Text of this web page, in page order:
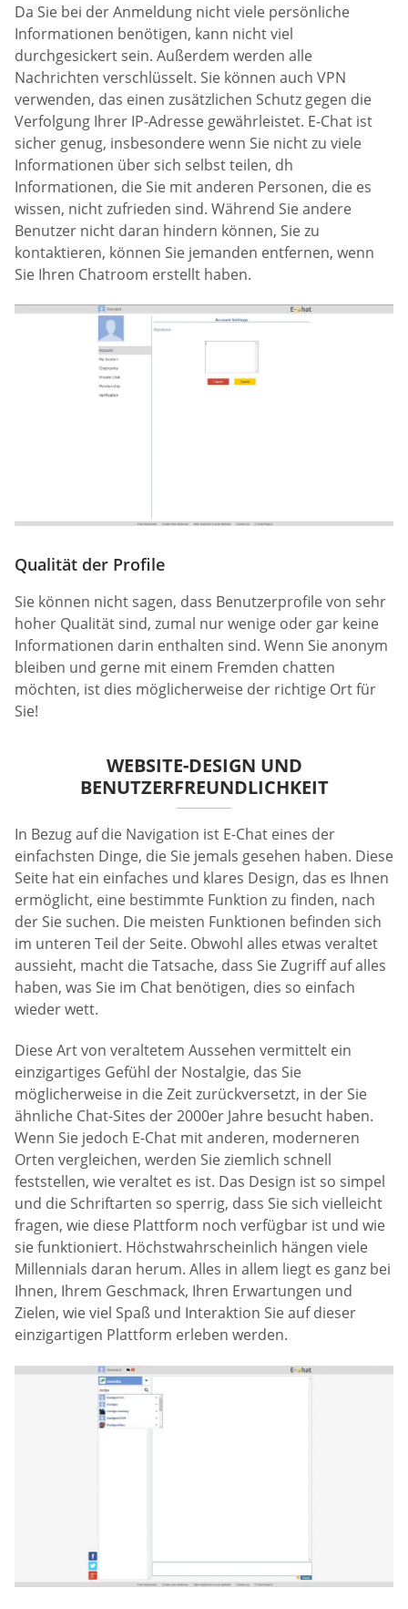
Da Sie bei der Anmeldung nicht viele persönliche
Informationen benötigen, kann nicht viel
durchgesickert sein. Außerdem werden alle
Nachrichten verschlüsselt. Sie können auch VPN
verwenden, das einen zusätzlichen Schutz gegen die
Verfolgung Ihrer IP-Adresse gewährleistet. E-Chat ist
sicher genug, insbesondere wenn Sie nicht zu viele
Informationen über sich selbst teilen, dh
Informationen, die Sie mit anderen Personen, die es
wissen, nicht zufrieden sind. Während Sie andere
Benutzer nicht daran hindern können, Sie zu
kontaktieren, können Sie jemanden entfernen, wenn
Sie Ihren Chatroom erstellt haben.
Qualität der Profile
Sie können nicht sagen, dass Benutzerprofile von sehr
hoher Qualität sind, zumal nur wenige oder gar keine
Informationen darin enthalten sind. Wenn Sie anonym
bleiben und gerne mit einem Fremden chatten
möchten, ist dies möglicherweise der richtige Ort für
Sie!
WEBSITE-DESIGN UND
BENUTZERFREUNDLICHKEIT
In Bezug auf die Navigation ist E-Chat eines der
einfachsten Dinge, die Sie jemals gesehen haben. Diese
Seite hat ein einfaches und klares Design, das es Ihnen
ermöglicht, eine bestimmte Funktion zu finden, nach
der Sie suchen. Die meisten Funktionen befinden sich
im unteren Teil der Seite. Obwohl alles etwas veraltet
aussieht, macht die Tatsache, dass Sie Zugriff auf alles
haben, was Sie im Chat benötigen, dies so einfach
wieder wett.
Diese Art von veraltetem Aussehen vermittelt ein
einzigartiges Gefühl der Nostalgie, das Sie
möglicherweise in die Zeit zurückversetzt, in der Sie
ähnliche Chat-Sites der 2000er Jahre besucht haben.
Wenn Sie jedoch E-Chat mit anderen, moderneren
Orten vergleichen, werden Sie ziemlich schnell
feststellen, wie veraltet es ist. Das Design ist so simpel
und die Schriftarten so sperrig, dass Sie sich vielleicht
fragen, wie diese Plattform noch verfügbar ist und wie
sie funktioniert. Höchstwahrscheinlich hängen viele
Millennials daran herum. Alles in allem liegt es ganz bei
Ihnen, Ihrem Geschmack, Ihren Erwartungen und
Zielen, wie viel Spaß und Interaktion Sie auf dieser
einzigartigen Plattform erleben werden.